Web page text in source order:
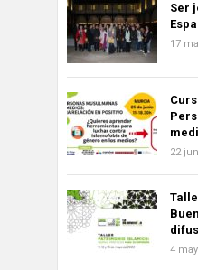
Ser
17
22
4